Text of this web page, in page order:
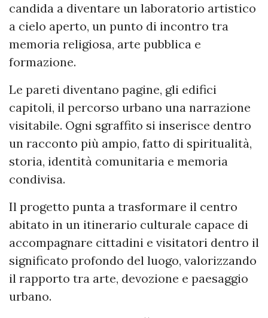
candida a diventare un laboratorio artistico
a cielo aperto, un punto di incontro tra
memoria religiosa, arte pubblica e
formazione.
Le pareti diventano pagine, gli edifici
capitoli, il percorso urbano una narrazione
visitabile. Ogni sgraffito si inserisce dentro
un racconto più ampio, fatto di spiritualità,
storia, identità comunitaria e memoria
condivisa.
Il progetto punta a trasformare il centro
abitato in un itinerario culturale capace di
accompagnare cittadini e visitatori dentro il
significato profondo del luogo, valorizzando
il rapporto tra arte, devozione e paesaggio
urbano.